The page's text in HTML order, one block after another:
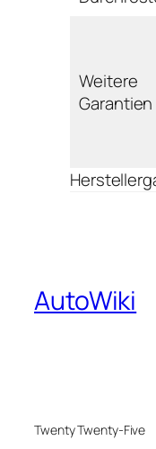
Weitere
Garantien
AutoWiki
Twenty Twenty-Five